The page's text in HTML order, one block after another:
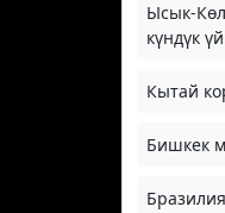
Ысык-
күндүк
Кытай
Бишкек